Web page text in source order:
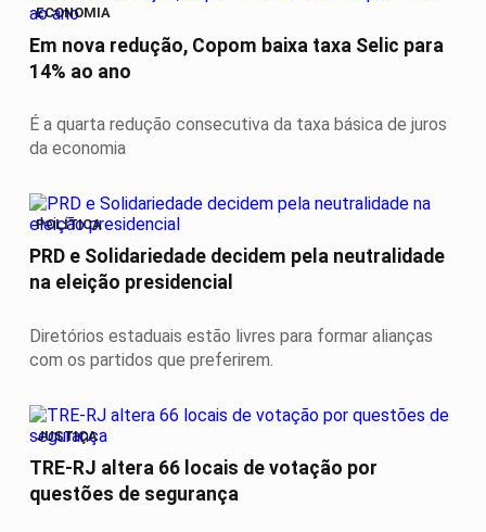
ECONOMIA
Em nova redução, Copom baixa taxa Selic para
14% ao ano
É a quarta redução consecutiva da taxa básica de juros
da economia
POLÍTICA
PRD e Solidariedade decidem pela neutralidade
na eleição presidencial
Diretórios estaduais estão livres para formar alianças
com os partidos que preferirem.
JUSTIÇA
TRE-RJ altera 66 locais de votação por
questões de segurança